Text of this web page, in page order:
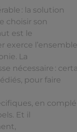
: la solution
choisir son
est le
exerce
La
nécessaire :
pour faire
en
Et il